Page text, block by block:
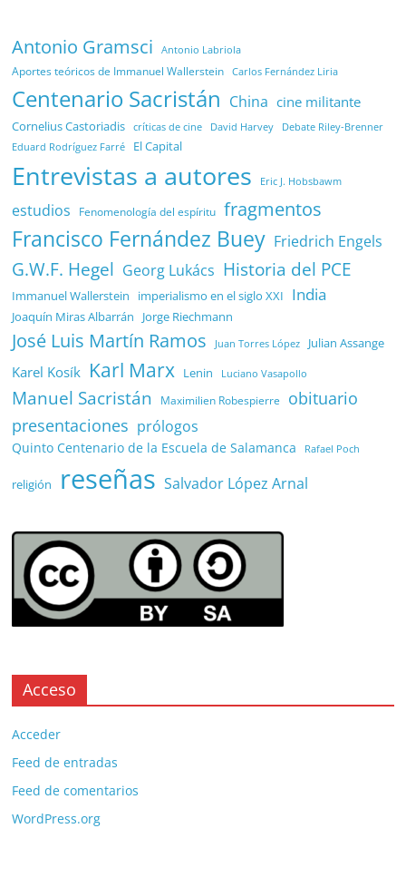
Antonio Gramsci Antonio Labriola
Aportes teóricos de Immanuel Wallerstein Carlos Fernández Liria
Centenario Sacristán China cine militante
Cornelius Castoriadis críticas de cine David Harvey Debate Riley-Brenner
Eduard Rodríguez Farré El Capital
Entrevistas a autores Eric J. Hobsbawm
estudios Fenomenología del espíritu fragmentos
Francisco Fernández Buey Friedrich Engels
G.W.F. Hegel Georg Lukács Historia del PCE
Immanuel Wallerstein imperialismo en el siglo XXI India
Joaquín Miras Albarrán Jorge Riechmann
José Luis Martín Ramos Juan Torres López Julian Assange
Karel Kosík Karl Marx Lenin Luciano Vasapollo
Manuel Sacristán Maximilien Robespierre
obituario
presentaciones prólogos
Quinto Centenario de la Escuela de Salamanca Rafael Poch
religión reseñas Salvador López Arnal
Acceso
Acceder
Feed de entradas
Feed de comentarios
WordPress.org